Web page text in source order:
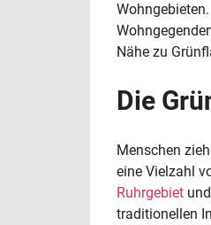
Nähe zu
Die
Menschen
eine Vielzahl
Ruhrgebiet
traditionellen